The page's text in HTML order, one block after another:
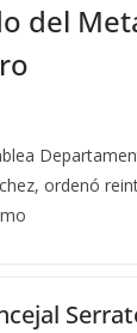
del
ordenó